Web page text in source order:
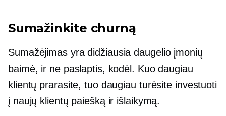
Sumažinkite churną
Sumažėjimas yra didžiausia daugelio įmonių
baimė, ir ne paslaptis, kodėl. Kuo daugiau
klientų prarasite, tuo daugiau turėsite investuoti
į naujų klientų paiešką ir išlaikymą.